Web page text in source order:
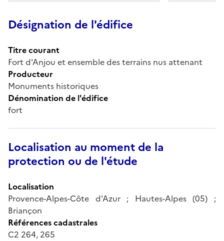
Désignation de l'édifice
Titre courant
Fort d'Anjou et ensemble des terrains nus attenant
Producteur
Monuments historiques
Dénomination de l'édifice
fort
Localisation au moment de la
protection ou de l'étude
Localisation
Provence-Alpes-Côte d'Azur ; Hautes-Alpes (05) ;
Briançon
Références cadastrales
C2 264, 265